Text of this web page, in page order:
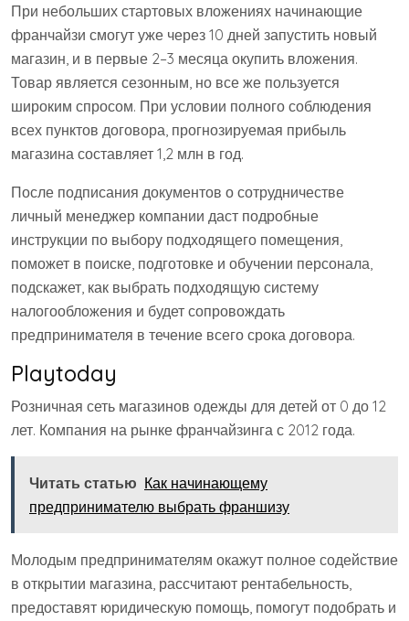
При небольших стартовых вложениях начинающие
франчайзи смогут уже через 10 дней запустить новый
магазин, и в первые 2–3 месяца окупить вложения.
Товар является сезонным, но все же пользуется
широким спросом. При условии полного соблюдения
всех пунктов договора, прогнозируемая прибыль
магазина составляет 1,2 млн в год.
После подписания документов о сотрудничестве
личный менеджер компании даст подробные
инструкции по выбору подходящего помещения,
поможет в поиске, подготовке и обучении персонала,
подскажет, как выбрать подходящую систему
налогообложения и будет сопровождать
предпринимателя в течение всего срока договора.
Playtoday
Розничная сеть магазинов одежды для детей от 0 до 12
лет. Компания на рынке франчайзинга с 2012 года.
Читать статью Как начинающему
предпринимателю выбрать франшизу
Молодым предпринимателям окажут полное содействие
в открытии магазина, рассчитают рентабельность,
предоставят юридическую помощь, помогут подобрать и